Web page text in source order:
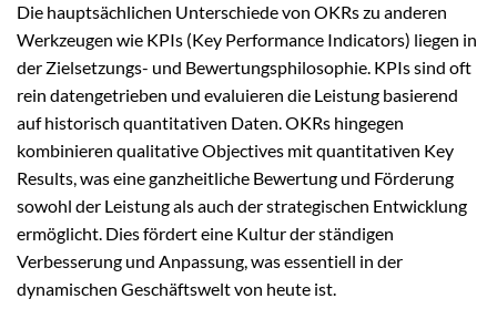
Die hauptsächlichen Unterschiede von OKRs zu anderen
Werkzeugen wie KPIs (Key Performance Indicators) liegen in
der Zielsetzungs- und Bewertungsphilosophie. KPIs sind oft
rein datengetrieben und evaluieren die Leistung basierend
auf historisch quantitativen Daten. OKRs hingegen
kombinieren qualitative Objectives mit quantitativen Key
Results, was eine ganzheitliche Bewertung und Förderung
sowohl der Leistung als auch der strategischen Entwicklung
ermöglicht. Dies fördert eine Kultur der ständigen
Verbesserung und Anpassung, was essentiell in der
dynamischen Geschäftswelt von heute ist.